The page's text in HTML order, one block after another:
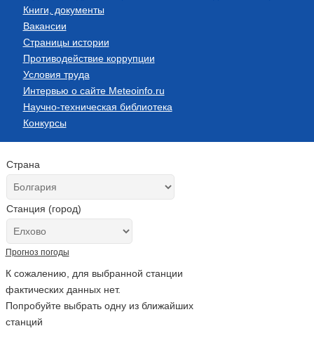
Книги, документы
Вакансии
Страницы истории
Противодействие коррупции
Условия труда
Интервью о сайте Meteoinfo.ru
Научно-техническая библиотека
Конкурсы
Страна
Станция (город)
Прогноз погоды
К сожалению, для выбранной станции
фактических данных нет.
Попробуйте выбрать одну из ближайших
станций